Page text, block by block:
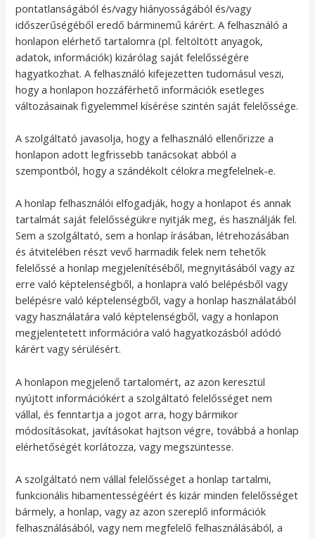
pontatlanságából és/vagy hiányosságából és/vagy
időszerűségéből eredő bárminemű kárért. A felhasználó a
honlapon elérhető tartalomra (pl. feltöltött anyagok,
adatok, információk) kizárólag saját felelősségére
hagyatkozhat. A felhasználó kifejezetten tudomásul veszi,
hogy a honlapon hozzáférhető információk esetleges
változásainak figyelemmel kísérése szintén saját felelőssége.
A szolgáltató javasolja, hogy a felhasználó ellenőrizze a
honlapon adott legfrissebb tanácsokat abból a
szempontból, hogy a szándékolt célokra megfelelnek-e.
A honlap felhasználói elfogadják, hogy a honlapot és annak
tartalmát saját felelősségükre nyitják meg, és használják fel.
Sem a szolgáltató, sem a honlap írásában, létrehozásában
és átvitelében részt vevő harmadik felek nem tehetők
felelőssé a honlap megjelenítéséből, megnyitásából vagy az
erre való képtelenségből, a honlapra való belépésből vagy
belépésre való képtelenségből, vagy a honlap használatából
vagy használatára való képtelenségből, vagy a honlapon
megjelentetett információra való hagyatkozásból adódó
kárért vagy sérülésért.
A honlapon megjelenő tartalomért, az azon keresztül
nyújtott információkért a szolgáltató felelősséget nem
vállal, és fenntartja a jogot arra, hogy bármikor
módosításokat, javításokat hajtson végre, továbbá a honlap
elérhetőségét korlátozza, vagy megszüntesse.
A szolgáltató nem vállal felelősséget a honlap tartalmi,
funkcionális hibamentességéért és kizár minden felelősséget
bármely, a honlap, vagy az azon szereplő információk
felhasználásából, vagy nem megfelelő felhasználásából, a